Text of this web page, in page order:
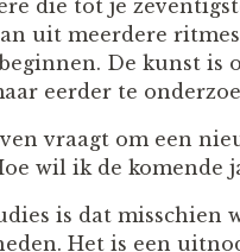
die tot je
uit meerdere
De kunst is
eerder te
vraagt om een
wil ik de komende
is dat misschien
Het is een